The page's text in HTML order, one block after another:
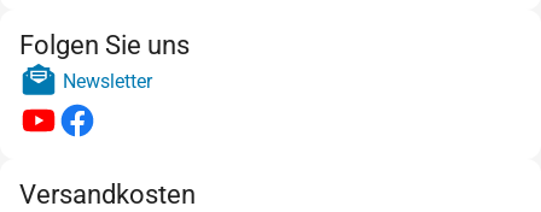
Folgen Sie uns
Newsletter
Versandkosten